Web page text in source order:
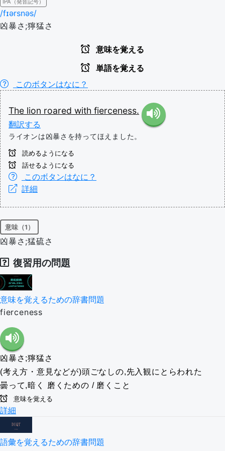
IPA（発音記号）
/fɪərsnəs/
凶暴さ;獰猛さ
意味を覚える
単語を覚える
このボタンはなに？
The lion roared with fierceness.
翻訳する
ライオンは凶暴さを持ってほえました。
読めるようになる
話せるようになる
このボタンはなに？
詳細
意味（1）
凶暴さ;猛硫さ
復習用の問題
意味を覚えるための辞書問題
fierceness
凶暴さ;獰猛さ
(考え方・意見などが)頭ごなしの,先入観にとらわれた
曇って,暗く
磨くための / 磨くこと
意味を覚える
詳細
語彙を覚えるための辞書問題